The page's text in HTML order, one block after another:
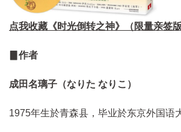
点我收藏《时光倒转之神》（限量亲签版
▊作者
成田名璃子（なりた なりこ）
1975年生於青森县，毕业於东京外国语